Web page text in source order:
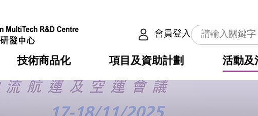
會員登入
機構簡介
技術商品化
服務
可獲授權之技術
項目及資助計劃
合作計劃
活動及
活動
會籍及服務